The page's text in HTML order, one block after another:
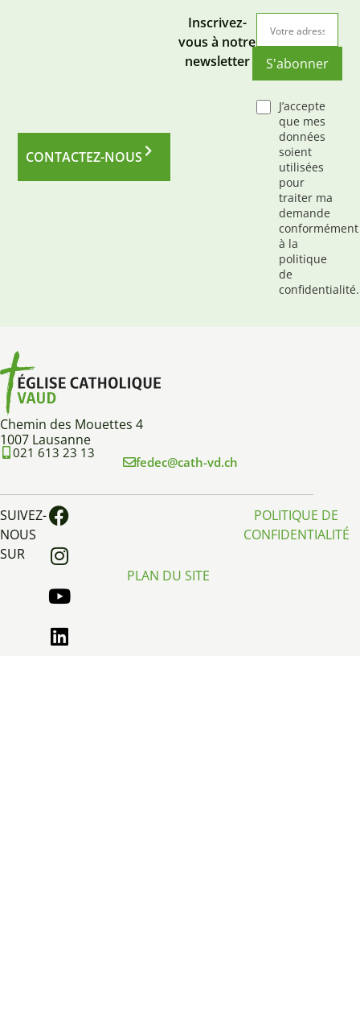
CONTACTEZ-NOUS
Inscrivez-
vous à notre
newsletter
S'abonner
J’accepte
que mes
données
soient
utilisées
pour
traiter ma
demande
conformément
à la
politique
de
confidentialité.
Chemin des Mouettes 4
1007 Lausanne
021 613 23 13
fedec@cath-vd.ch
SUIVEZ-
NOUS
SUR
PLAN DU SITE
POLITIQUE DE
CONFIDENTIALITÉ